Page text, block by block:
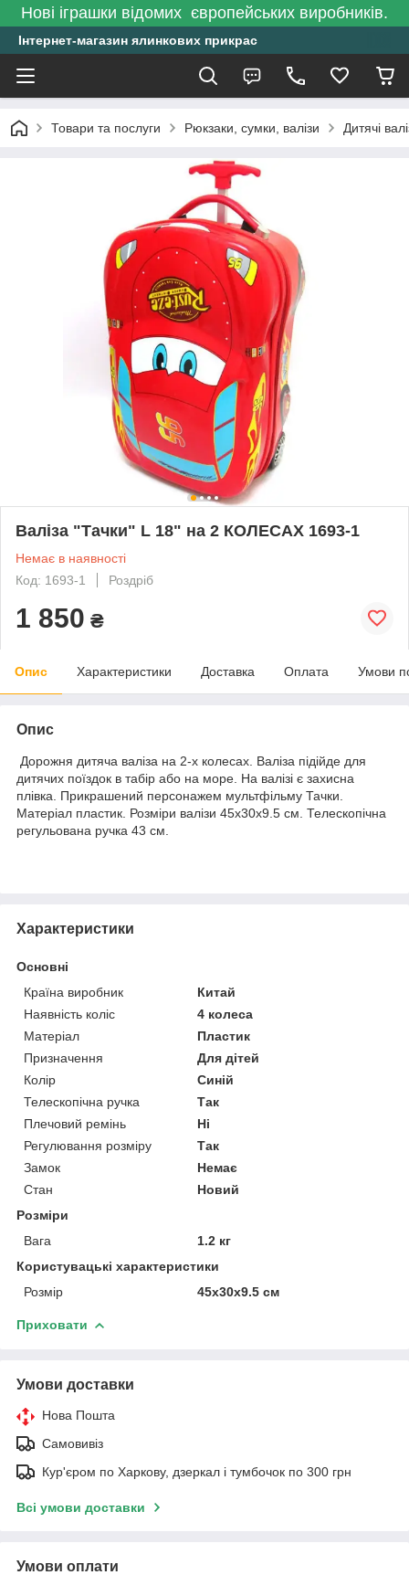
Нові іграшки відомих європейських виробників.
Інтернет-магазин ялинкових прикрас
Товари та послуги Рюкзаки, сумки, валізи Дитячі
Валіза "Тачки" L 18" на 2 КОЛЕСАХ 1693-1
Немає в наявності
Код: 1693-1
Роздріб
1 850 ₴
Опис Характеристики Доставка Оплата Умови
Опис
Дорожня дитяча валіза на 2-х колесах. Валіза підійде для
дитячих поїздок в табір або на море. На валізі є захисна
плівка. Прикрашений персонажем мультфільму Тачки.
Матеріал пластик. Розміри валізи 45х30х9.5 см. Телескопічна
регульована ручка 43 см.
Характеристики
Основні
Країна виробник
Китай
Наявність коліс
4 колеса
Матеріал
Пластик
Призначення
Для дітей
Колір
Синій
Телескопічна ручка
Так
Плечовий ремінь
Ні
Регулювання розміру
Так
Замок
Немає
Стан
Новий
Розміри
Вага
1.2 кг
Користувацькі характеристики
Розмір
45х30х9.5 см
Приховати
Умови доставки
Нова Пошта
Самовивіз
Кур'єром по Харкову, дзеркал і тумбочок по 300 грн
Всі умови доставки
Умови оплати